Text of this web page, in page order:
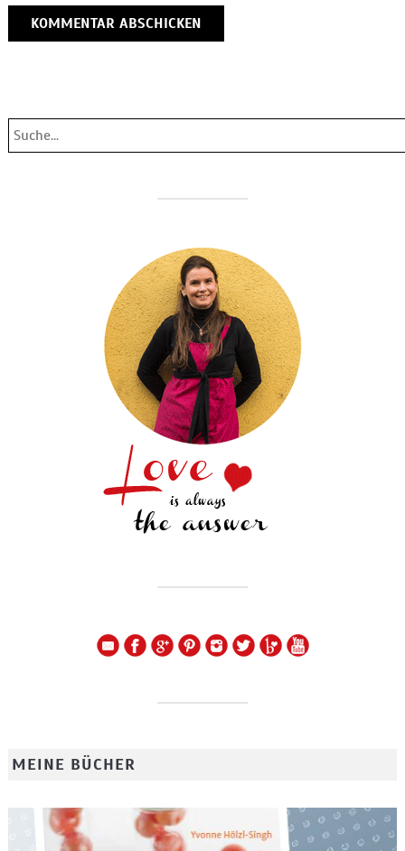
MEINE BÜCHER